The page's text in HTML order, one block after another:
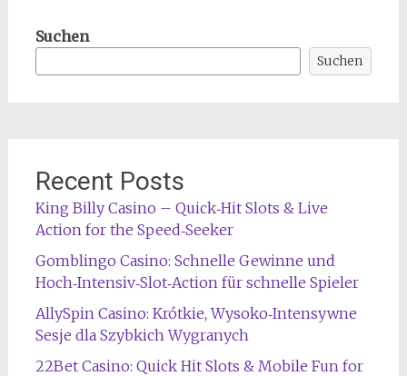
Suchen
Suchen
Recent Posts
King Billy Casino – Quick‑Hit Slots & Live
Action for the Speed‑Seeker
Gomblingo Casino: Schnelle Gewinne und
Hoch‑Intensiv‑Slot‑Action für schnelle Spieler
AllySpin Casino: Krótkie, Wysoko‑Intensywne
Sesje dla Szybkich Wygranych
22Bet Casino: Quick Hit Slots & Mobile Fun for